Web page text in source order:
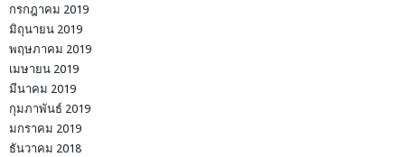
กรกฎาคม 2019
มิถุนายน 2019
พฤษภาคม 2019
เมษายน 2019
มีนาคม 2019
กุมภาพันธ์ 2019
มกราคม 2019
ธันวาคม 2018